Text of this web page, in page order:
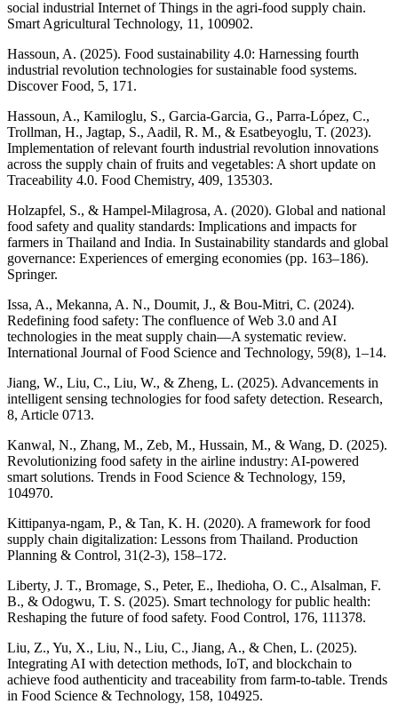
social industrial Internet of Things in the agri-food supply chain.
Smart Agricultural Technology, 11, 100902.
Hassoun, A. (2025). Food sustainability 4.0: Harnessing fourth
industrial revolution technologies for sustainable food systems.
Discover Food, 5, 171.
Hassoun, A., Kamiloglu, S., Garcia-Garcia, G., Parra-López, C.,
Trollman, H., Jagtap, S., Aadil, R. M., & Esatbeyoglu, T. (2023).
Implementation of relevant fourth industrial revolution innovations
across the supply chain of fruits and vegetables: A short update on
Traceability 4.0. Food Chemistry, 409, 135303.
Holzapfel, S., & Hampel-Milagrosa, A. (2020). Global and national
food safety and quality standards: Implications and impacts for
farmers in Thailand and India. In Sustainability standards and global
governance: Experiences of emerging economies (pp. 163–186).
Springer.
Issa, A., Mekanna, A. N., Doumit, J., & Bou-Mitri, C. (2024).
Redefining food safety: The confluence of Web 3.0 and AI
technologies in the meat supply chain—A systematic review.
International Journal of Food Science and Technology, 59(8), 1–14.
Jiang, W., Liu, C., Liu, W., & Zheng, L. (2025). Advancements in
intelligent sensing technologies for food safety detection. Research,
8, Article 0713.
Kanwal, N., Zhang, M., Zeb, M., Hussain, M., & Wang, D. (2025).
Revolutionizing food safety in the airline industry: AI-powered
smart solutions. Trends in Food Science & Technology, 159,
104970.
Kittipanya-ngam, P., & Tan, K. H. (2020). A framework for food
supply chain digitalization: Lessons from Thailand. Production
Planning & Control, 31(2-3), 158–172.
Liberty, J. T., Bromage, S., Peter, E., Ihedioha, O. C., Alsalman, F.
B., & Odogwu, T. S. (2025). Smart technology for public health:
Reshaping the future of food safety. Food Control, 176, 111378.
Liu, Z., Yu, X., Liu, N., Liu, C., Jiang, A., & Chen, L. (2025).
Integrating AI with detection methods, IoT, and blockchain to
achieve food authenticity and traceability from farm-to-table. Trends
in Food Science & Technology, 158, 104925.